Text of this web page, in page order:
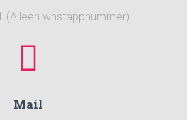
(Alleen whstappnummer)
Mail